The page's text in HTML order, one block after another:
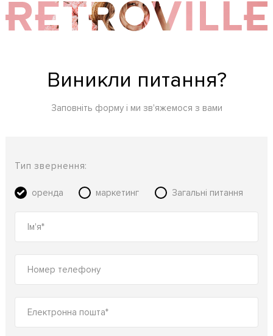
Виникли питання?
Заповніть форму і ми зв'яжемося з вами
Тип звернення:
оренда маркетинг Загальні питання